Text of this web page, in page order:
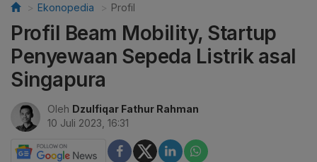
Ekonopedia Profil
Profil Beam Mobility, Startup
Penyewaan Sepeda Listrik asal
Singapura
Oleh Dzulfiqar Fathur Rahman
10 Juli 2023, 16:31